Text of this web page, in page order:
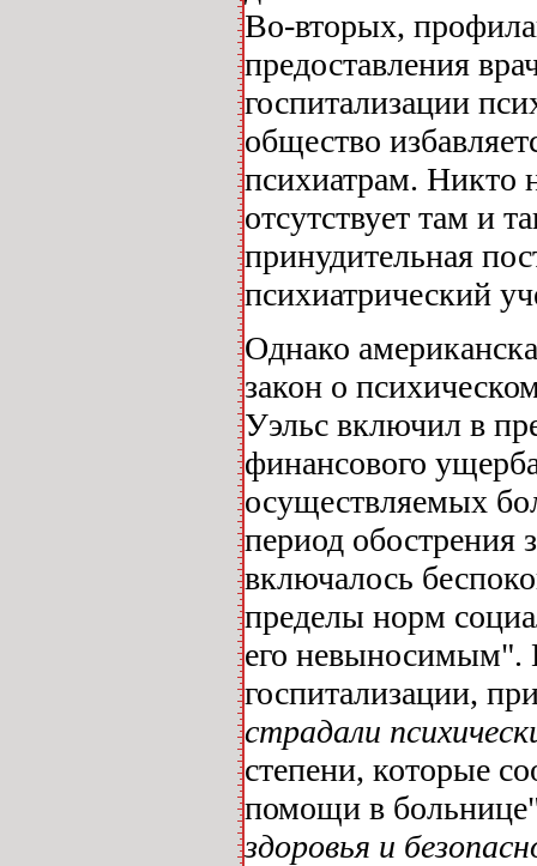
Во-вторых,
предоставления
госпитализации
общество
психиатрам. Никто
отсутствует там и
принудительная
психиатрический
Однако
закон о
Уэльс включил в
финансового
осуществляемых
период обострения
включалось
пределы норм
его невыносимым".
госпитализации,
страдали
степени, которые
помощи в
здоровья и